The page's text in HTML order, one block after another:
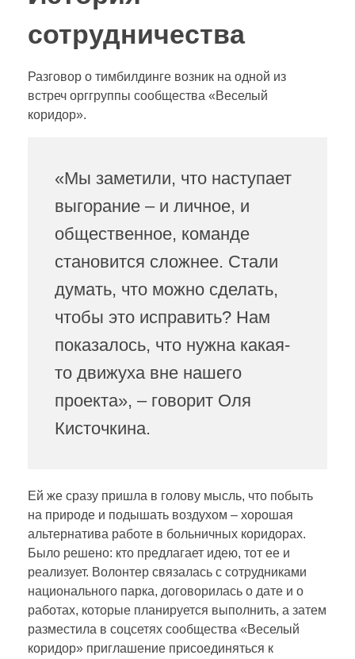
сотрудничества
Разговор о тимбилдинге возник на одной из
встреч орггруппы сообщества «Веселый
коридор».
«Мы заметили, что наступает
выгорание – и личное, и
общественное, команде
становится сложнее. Стали
думать, что можно сделать,
чтобы это исправить? Нам
показалось, что нужна какая-
то движуха вне нашего
проекта», – говорит Оля
Кисточкина.
Ей же сразу пришла в голову мысль, что побыть
на природе и подышать воздухом – хорошая
альтернатива работе в больничных коридорах.
Было решено: кто предлагает идею, тот ее и
реализует. Волонтер связалась с сотрудниками
национального парка, договорилась о дате и о
работах, которые планируется выполнить, а затем
разместила в соцсетях сообщества «Веселый
коридор» приглашение присоединяться к